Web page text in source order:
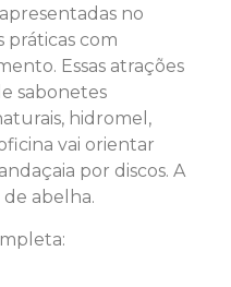
no
práticas com
Essas atrações
sabonetes
hidromel,
vai orientar
por discos. A
abelha.